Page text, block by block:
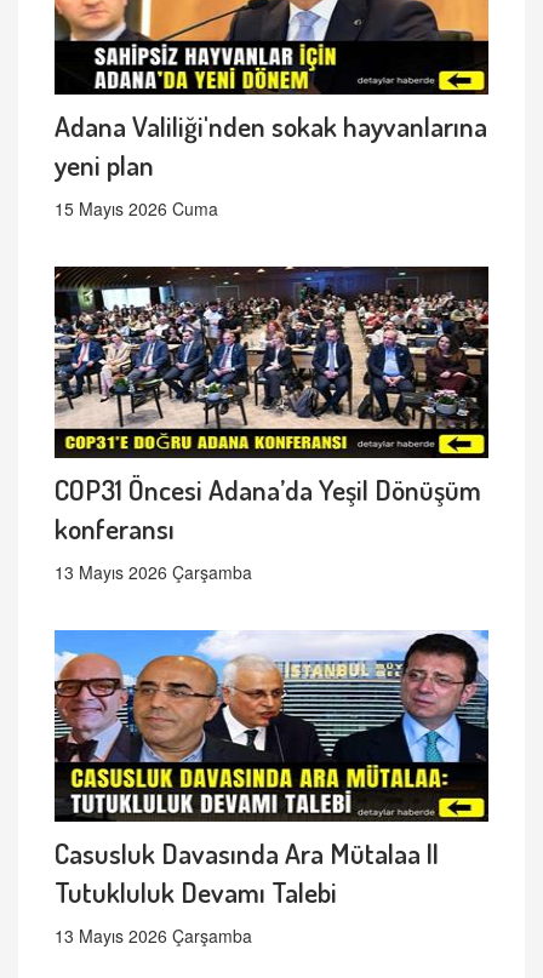
Adana Valiliği'nden sokak hayvanlarına
yeni plan
15 Mayıs 2026 Cuma
COP31 Öncesi Adana’da Yeşil Dönüşüm
konferansı
13 Mayıs 2026 Çarşamba
Casusluk Davasında Ara Mütalaa ||
Tutukluluk Devamı Talebi
13 Mayıs 2026 Çarşamba